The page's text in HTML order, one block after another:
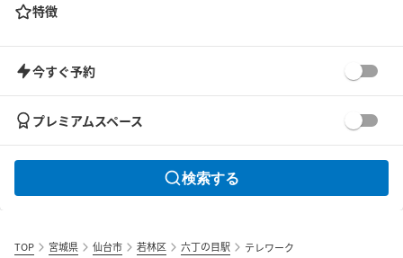
特徴
今すぐ予約
プレミアムスペース
検索する
TOP 宮城県 仙台市 若林区 六丁の目駅 テレワーク